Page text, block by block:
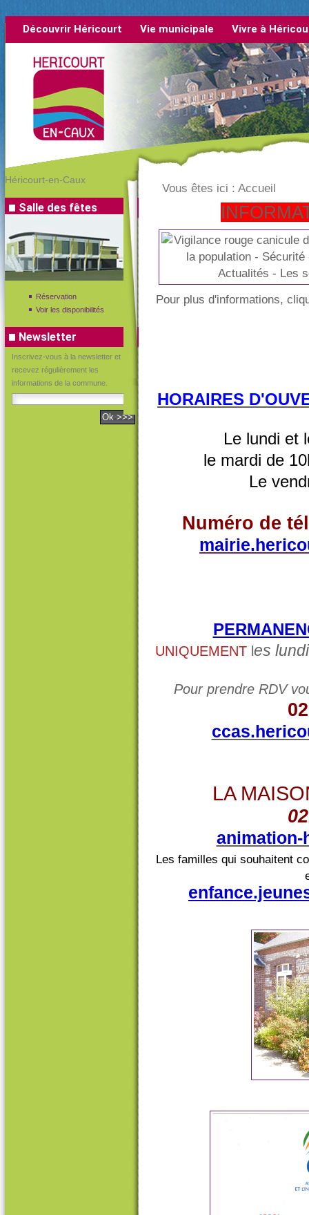
Découvrir Héricourt Vie municipale
Vivre à
Vous êtes ici : Accueil
Pour plus d'informations,
HORAIRES
Le lundi et
le mardi de
Le
Numéro de
UNIQUEMENT es
Pour prendre RDV
LA
animation-
Les familles qui souhaitent
Héricourt-en-Caux
Salle des fêtes
Réservation
Voir les disponibilités
Newsletter
Inscrivez-vous à la newsletter et
recevez régulièrement les
informations de la commune.